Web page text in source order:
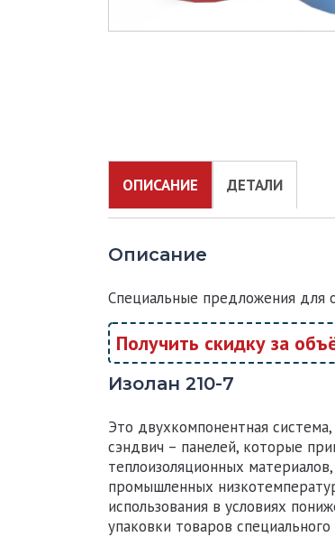
ОПИСАНИЕ ДЕТАЛИ
Описание
Специальные предложения для
Получить скидку за
Изолан 210-7
Это двухкомпонентная
сэндвич – панелей, которые
теплоизоляционных
промышленных
использования в условиях
упаковки товаров специального